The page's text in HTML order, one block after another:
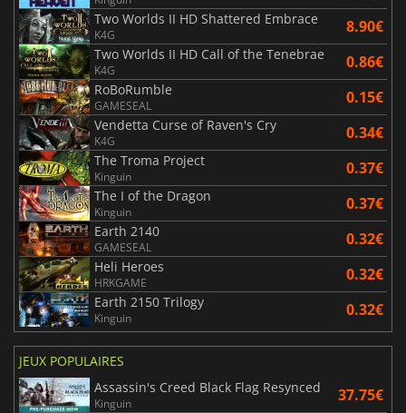
Two Worlds II HD Shattered Embrace
K4G 8.90€
Two Worlds II HD Call of the Tenebrae
K4G 0.86€
RoBoRumble
GAMESEAL 0.15€
Vendetta Curse of Raven's Cry
K4G 0.34€
The Troma Project
Kinguin 0.37€
The I of the Dragon
Kinguin 0.37€
Earth 2140
GAMESEAL 0.32€
Heli Heroes
HRKGAME 0.32€
Earth 2150 Trilogy
Kinguin 0.32€
JEUX POPULAIRES
Assassin's Creed Black Flag Resynced
Kinguin 37.75€